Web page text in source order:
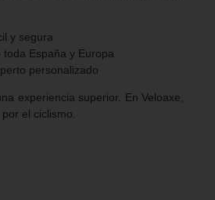
y segura
España y Europa
personalizado
experiencia superior. En Veloaxe,
el ciclismo.